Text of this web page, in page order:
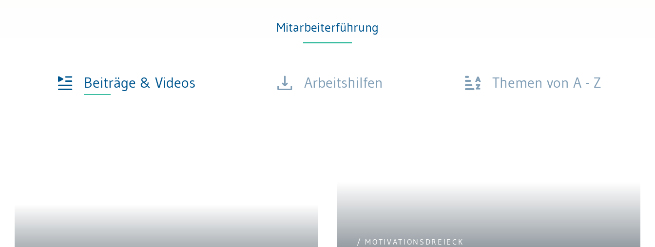
Mitarbeiterführung
Beiträge & Videos Arbeitshilfen Themen von A - Z
/ MOTIVATIONSDREIECK